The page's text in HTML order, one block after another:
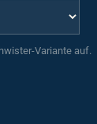
Variante auf.